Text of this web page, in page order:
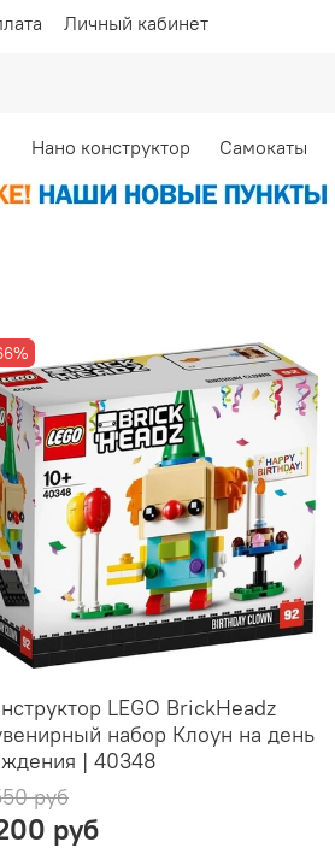
Личный кабинет
Нано конструктор Самокаты
LEGO BrickHeadz
набор Клоун на день
| 40348
руб
руб